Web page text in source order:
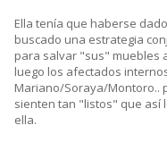
Ella tenía que haberse
buscado una estrategia
para salvar "sus" muebles
luego los afectados
Mariano/Soraya/Montoro..
sienten tan "listos" que así
ella.